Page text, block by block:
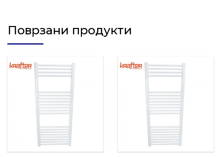
Поврзани продукти